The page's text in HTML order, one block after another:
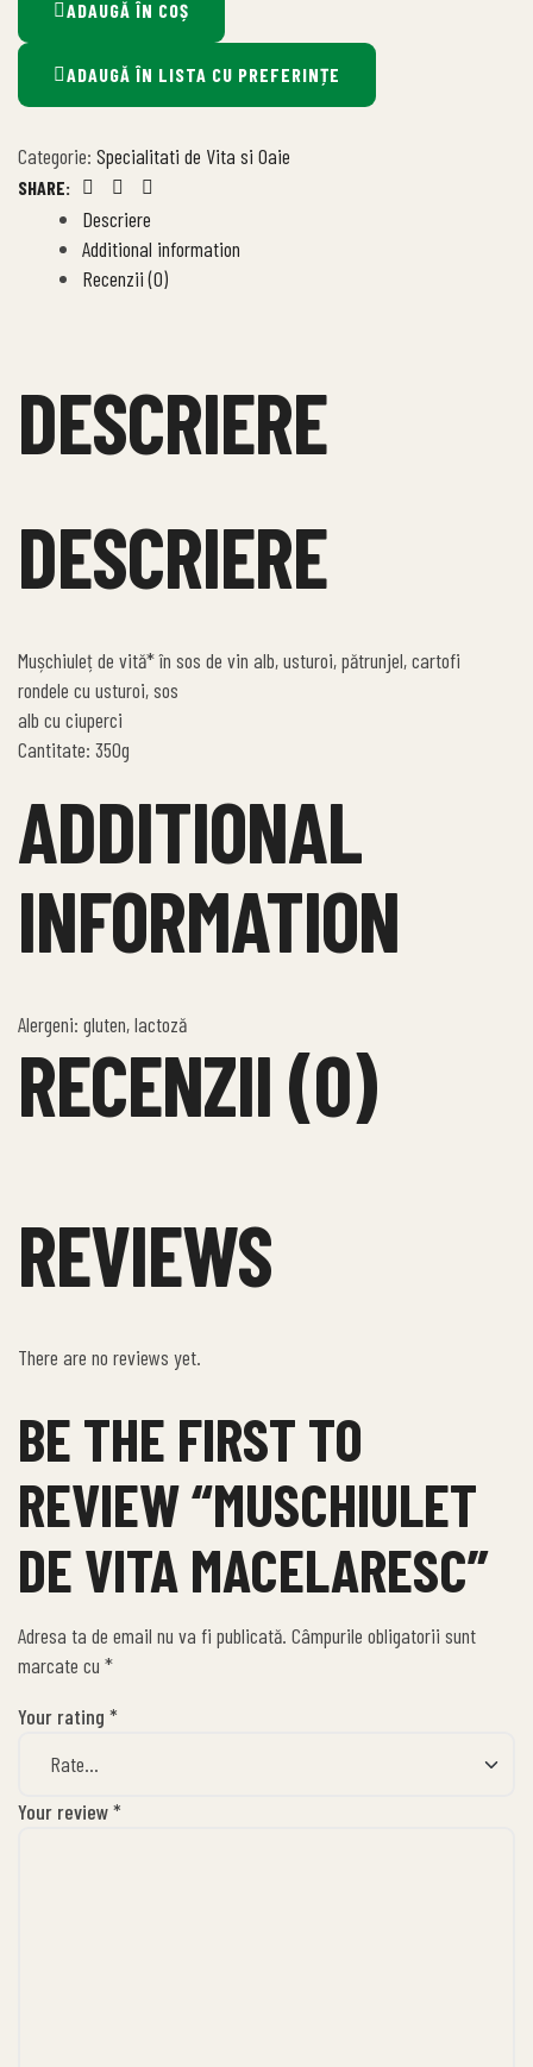
ADAUGĂ ÎN COȘ
ADAUGĂ ÎN LISTA CU PREFERINȚE
Categorie: Specialitati de Vita si Oaie
SHARE:
Descriere
Additional information
Recenzii (0)
DESCRIERE
DESCRIERE
Mușchiuleț de vită* în sos de vin alb, usturoi, pătrunjel, cartofi
rondele cu usturoi, sos
alb cu ciuperci
Cantitate: 350g
ADDITIONAL
INFORMATION
Alergeni: gluten, lactoză
RECENZII (0)
REVIEWS
There are no reviews yet.
BE THE FIRST TO
REVIEW “MUSCHIULET
DE VITA MACELARESC”
Adresa ta de email nu va fi publicată. Câmpurile obligatorii sunt
marcate cu *
Your rating *
Your review*